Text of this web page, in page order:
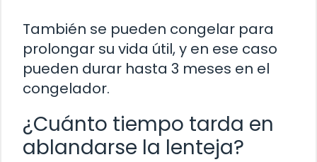
También se pueden congelar para
prolongar su vida útil, y en ese caso
pueden durar hasta 3 meses en el
congelador.
¿Cuánto tiempo tarda en
ablandarse la lenteja?